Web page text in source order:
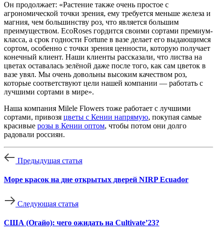
Он продолжает: «Растение также очень простое с
агрономической точки зрения, ему требуется меньше железа и
магния, чем большинству роз, что является большим
преимуществом. EcoRoses гордится своими сортами премиум-
класса, а срок годности Fortune в вазе делает его выдающимся
сортом, особенно с точки зрения ценности, которую получает
конечный клиент. Наши клиенты рассказали, что листва на
цветах оставалась зелёной даже после того, как сам цветок в
вазе увял. Мы очень довольны высоким качеством роз,
которые соответствуют цели нашей компании — работать с
лучшими сортами в мире».
Наша компания Milele Flowers тоже работает с лучшими
сортами, привозя цветы с Кении напрямую, покупая самые
красивые розы в Кении оптом, чтобы потом они долго
радовали россиян.
Предыдущая статья
Море красок на дне открытых дверей NIRP Ecuador
Следующая статья
США (Огайо): чего ожидать на Cultivate’23?